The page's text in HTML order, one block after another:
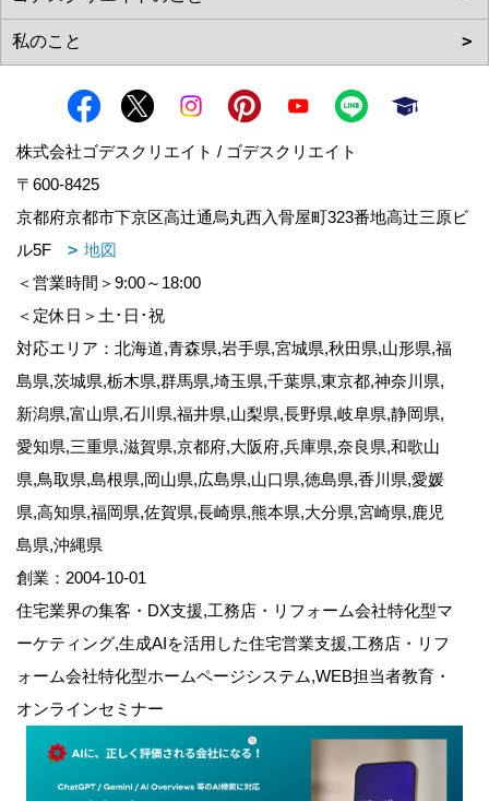
株式会社ゴデスクリエイト / ゴデスクリエイト
〒600-8425
京都府京都市下京区高辻通烏丸西入骨屋町323番地高辻三原ビ
ル5F
地図
＜営業時間＞9:00～18:00
＜定休日＞土･日･祝
対応エリア：北海道,青森県,岩手県,宮城県,秋田県,山形県,福
島県,茨城県,栃木県,群馬県,埼玉県,千葉県,東京都,神奈川県,
新潟県,富山県,石川県,福井県,山梨県,長野県,岐阜県,静岡県,
愛知県,三重県,滋賀県,京都府,大阪府,兵庫県,奈良県,和歌山
県,鳥取県,島根県,岡山県,広島県,山口県,徳島県,香川県,愛媛
県,高知県,福岡県,佐賀県,長崎県,熊本県,大分県,宮崎県,鹿児
島県,沖縄県
創業：2004-10-01
住宅業界の集客・DX支援,工務店・リフォーム会社特化型マ
ーケティング,生成AIを活用した住宅営業支援,工務店・リフ
ォーム会社特化型ホームページシステム,WEB担当者教育・
オンラインセミナー